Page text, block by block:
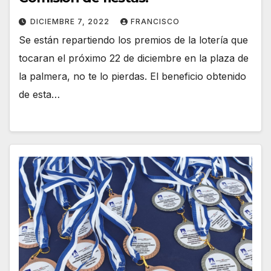
DICIEMBRE 7, 2022 FRANCISCO
Se están repartiendo los premios de la lotería que
tocaran el próximo 22 de diciembre en la plaza de
la palmera, no te lo pierdas. El beneficio obtenido
de esta…